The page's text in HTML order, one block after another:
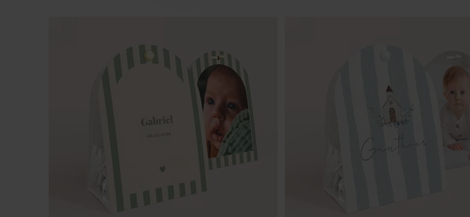
Dragées baptême bleu gris 1 kg (± 240
Savon baptême à graver - Parfum